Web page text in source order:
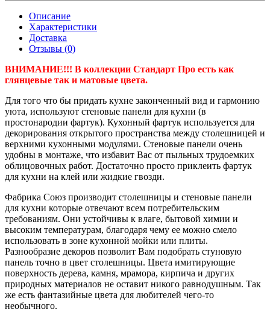
Описание
Характеристики
Доставка
Отзывы (0)
ВНИМАНИЕ!!! В коллекции Стандарт Про есть как
глянцевые так и матовые цвета.
Для того что бы придать кухне законченный вид и гармонию
уюта, используют стеновые панели для кухни (в
простонародии фартук). Кухонный фартук используется для
декорирования открытого пространства между столешницей и
верхними кухонными модулями. Стеновые панели очень
удобны в монтаже, что избавит Вас от пыльных трудоемких
облицовочных работ. Достаточно просто приклеить фартук
для кухни на клей или жидкие гвозди.
Фабрика Союз производит столешницы и стеновые панели
для кухни которые отвечают всем потребительским
требованиям. Они устойчивы к влаге, бытовой химии и
высоким температурам, благодаря чему ее можно смело
использовать в зоне кухонной мойки или плиты.
Разнообразие декоров позволит Вам подобрать стуновую
панель точно в цвет столешницы. Цвета имитирующие
поверхность дерева, камня, мрамора, кирпича и других
природных материалов не оставит никого равнодушным. Так
же есть фантазийные цвета для любителей чего-то
необычного.